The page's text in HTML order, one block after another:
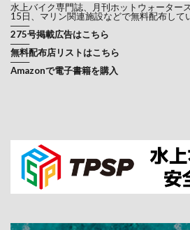
水上バイク専門誌、月刊ホットウォーター
15日、マリン関連施設などで無料配布して
───
275号掲載広告はこちら
───
無料配布店リストはこちら
───
Amazonで電子書籍を購入